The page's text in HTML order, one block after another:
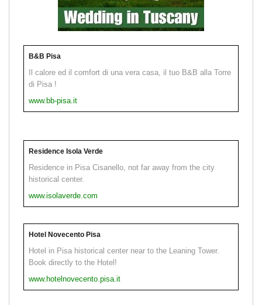
B&B Pisa
Il calore ed il comfort di una vera casa, il tuo B&B alla Torre
di Pisa !
www.bb-pisa.it
Residence Isola Verde
Residence in Pisa Cisanello, not far away from the city
historical center.
www.isolaverde.com
Hotel Novecento Pisa
Hotel in Pisa historical center near to the Leaning Tower.
Book directly to the Hotel!
www.hotelnovecento.pisa.it